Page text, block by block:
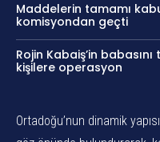
Maddelerin tamamı
komisyondan geçti
Rojin Kabaiş’in
kişilere operasyon
Ortadoğu’nun dinamik